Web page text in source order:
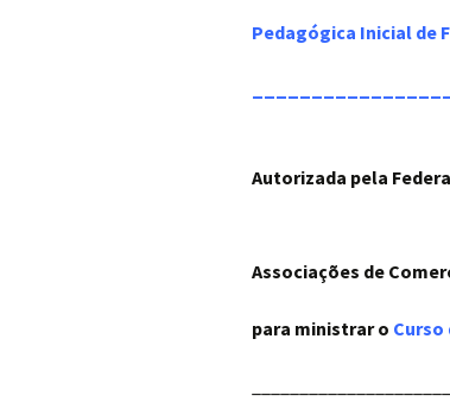
Pedagógica Inicial de
Autorizada pela
Associações de
para ministrar o Curso